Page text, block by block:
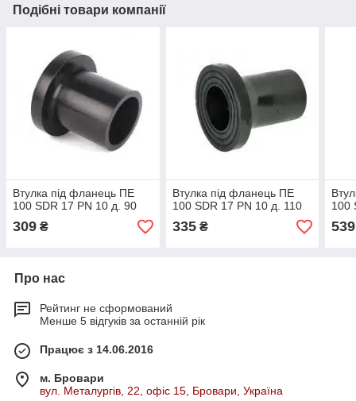
Подібні товари компанії
Втулка під фланець ПЕ
100 SDR 17 PN 10 д. 90
309 ₴
Втулка під фланець ПЕ
100 SDR 17 PN 10 д. 110
335₴
100
539
Про нас
Рейтинг не сформований
Менше 5 відгуків за останній рік
Працює з 14.06.2016
м. Бровари
вул. Металургів, 22, офіс 15, Бровари, Україна